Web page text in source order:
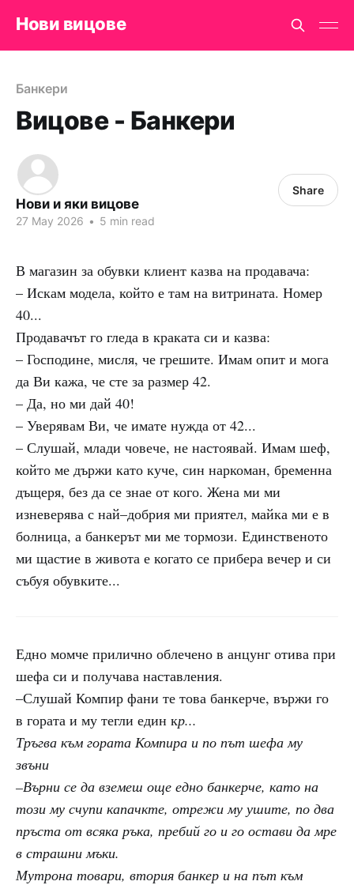
Нови вицове
Банкери
Вицове - Банкери
Нови и яки вицове
27 May 2026 • 5 min read
Share
В магазин за обувки клиент казва на продавача:
– Искам модела, който е там на витрината. Номер
40...
Продавачът го гледа в краката си и казва:
– Господине, мисля, че грешите. Имам опит и мога
да Ви кажа, че сте за размер 42.
– Да, но ми дай 40!
– Уверявам Ви, че имате нужда от 42...
– Слушай, млади човече, не настоявай. Имам шеф,
който ме държи като куче, син наркоман, бременна
дъщеря, без да се знае от кого. Жена ми ми
изневерява с най–добрия ми приятел, майка ми е в
болница, а банкерът ми ме тормози. Единственото
ми щастие в живота е когато се прибера вечер и си
събуя обувките...
Едно момче прилично облечено в анцунг отива при
шефа си и получава наставления.
–Слушай Компир фани те това банкерче, вържи го
в гората и му тегли един кр...
Тръгва към гората Компира и по път шефа му
звъни
–Върни се да вземеш още едно банкерче, като на
този му счупи капачкте, отрежи му ушите, по два
пръста от всяка ръка, пребий го и го остави да мре
в страшни мъки.
Мутрона товари, втория банкер и на път към